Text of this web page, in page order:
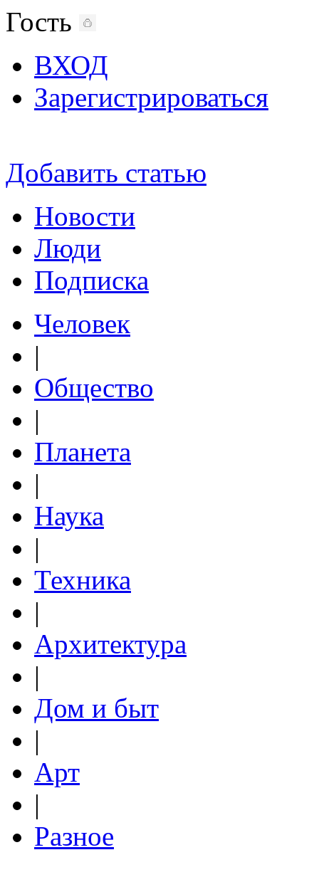
Гость
ВХОД
Зарегистрироваться
Добавить статью
Новости
Люди
Подписка
Человек
|
Общество
|
Планета
|
Наука
|
Техника
|
Архитектура
|
Дом и быт
|
Арт
|
Разное